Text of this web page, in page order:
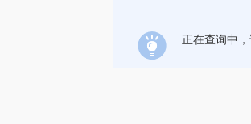
正在查询中